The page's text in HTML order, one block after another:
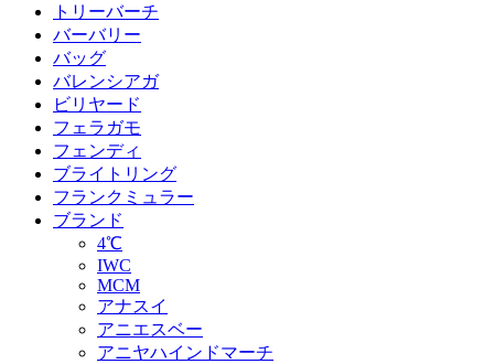
トリーバーチ
バーバリー
バッグ
バレンシアガ
ビリヤード
フェラガモ
フェンディ
ブライトリング
フランクミュラー
ブランド
4℃
IWC
MCM
アナスイ
アニエスベー
アニヤハインドマーチ